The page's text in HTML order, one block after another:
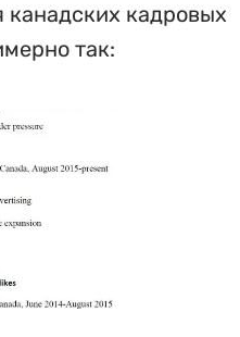
кадровых
так: